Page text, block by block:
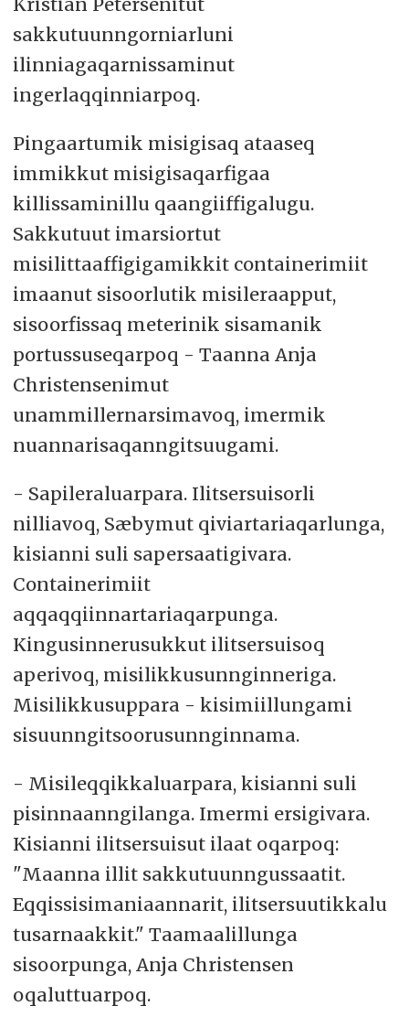
sakkutuunngorniarluni
ilinniagaqarnissaminut
ingerlaqqinniarpoq.
Pingaartumik misigisaq ataaseq
immikkut misigisaqarfigaa
killissaminillu qaangiiffigalugu.
Sakkutuut imarsiortut
misilittaaffigigamikkit containerimiit
imaanut sisoorlutik misileraapput,
sisoorfissaq meterinik sisamanik
portussuseqarpoq - Taanna Anja
Christensenimut
unammillernarsimavoq, imermik
nuannarisaqanngitsuugami.
- Sapileraluarpara. Ilitsersuisorli
nilliavoq, Sæbymut qiviartariaqarlunga,
kisianni suli sapersaatigivara.
Containerimiit
aqqaqqiinnartariaqarpunga.
Kingusinnerusukkut ilitsersuisoq
aperivoq, misilikkusunnginneriga.
Misilikkusuppara - kisimiillungami
sisuunngitsoorusunnginnama.
- Misileqqikkaluarpara, kisianni suli
pisinnaanngilanga. Imermi ersigivara.
Kisianni ilitsersuisut ilaat oqarpoq:
"Maanna illit sakkutuunngussaatit.
Eqqissisimaniaannarit, ilitsersuutikkalu
tusarnaakkit." Taamaalillunga
sisoorpunga, Anja Christensen
oqaluttuarpoq.